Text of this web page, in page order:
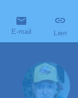
E-mail Lien